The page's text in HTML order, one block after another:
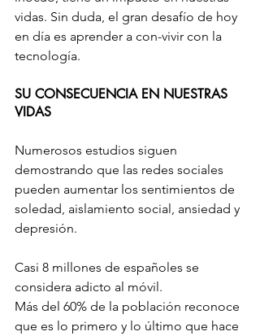
vidas. Sin duda, el gran desafío de hoy
en día es aprender a con-vivir con la
tecnología.
SU CONSECUENCIA EN NUESTRAS
VIDAS
Numerosos estudios siguen
demostrando que las redes sociales
pueden aumentar los sentimientos de
soledad, aislamiento social, ansiedad y
depresión.
Casi 8 millones de españoles se
considera adicto al móvil.
Más del 60% de la población reconoce
que es lo primero y lo último que hace